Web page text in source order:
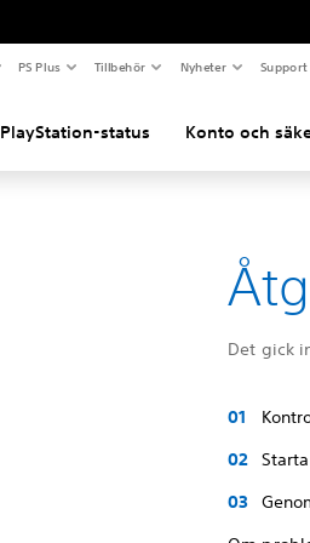
PS Plus Tillbehör Nyheter Support
PlayStation-status Konto och
Det gick